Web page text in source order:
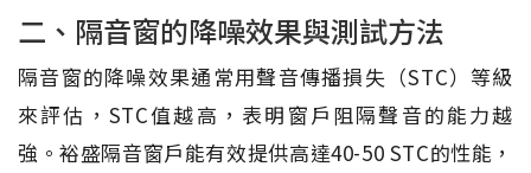
二、隔音窗的降噪效果與測試方法
隔音窗的降噪效果通常用聲音傳播損失（STC）等級
來評估，STC值越高，表明窗戶阻隔聲音的能力越
強。裕盛隔音窗戶能有效提供高達40-50 STC的性能，